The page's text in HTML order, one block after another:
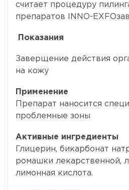
считает процедуру
препаратов INNO-
Показания
Заверщение действия
на кожу
Применение
Препарат наносится
проблемные зоны
Активные ингредиенты
Глицерин, бикарбонат
ромашки лекарственной,
лимонная кислота.